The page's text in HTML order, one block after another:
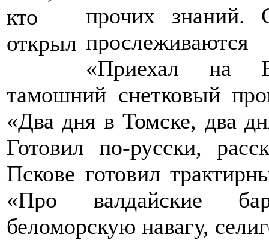
прочих знаний.
«Приехал на
тамошний снетковый
«Два дня в Томске, два
Готовил по-русски,
Пскове готовил
«Про валдайские
беломорскую навагу,